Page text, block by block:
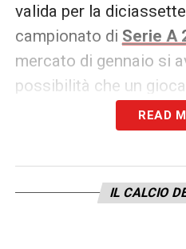
valida per la
campionato di Serie A
mercato di gennaio si
possibilità che un
squadra per raggiungere
mirino del Real
READ
IL CALCIO